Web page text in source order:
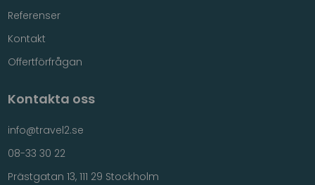
Referenser
Kontakt
Offertförfrågan
Kontakta oss
info@travel2.se
08-33 30 22
Prästgatan 13, 111 29 Stockholm